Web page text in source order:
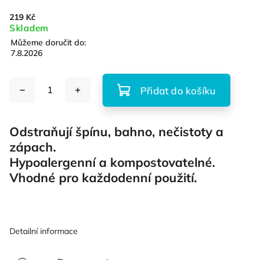
219 Kč
Skladem
Můžeme doručit do:
7.8.2026
Přidat do košíku
Odstraňují špínu, bahno, nečistoty a
zápach.
Hypoalergenní a kompostovatelné.
Vhodné pro každodenní použití.
Detailní informace